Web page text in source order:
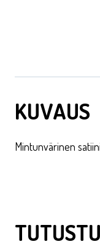
KUVAUS
Mintunvärinen